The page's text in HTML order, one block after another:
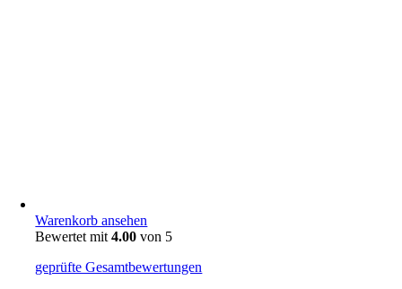
Warenkorb ansehen
Bewertet mit4.00 von 5
geprüfte Gesamtbewertungen